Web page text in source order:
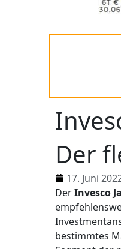
Der
17. Juni
DerInvesco
bestimmtes